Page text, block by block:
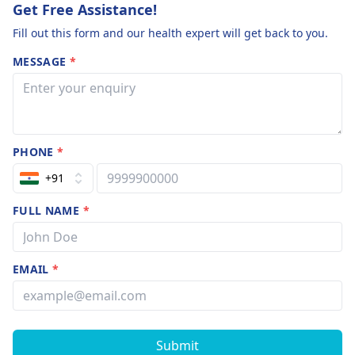
Get Free Assistance!
Fill out this form and our health expert will get back to you.
MESSAGE *
PHONE*
+91
FULL NAME *
EMAIL*
Submit